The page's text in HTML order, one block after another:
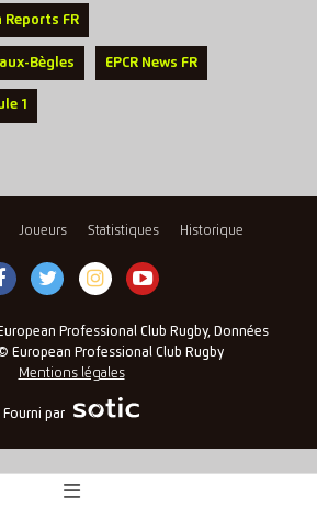
Reports FR
Bègles EPCR News FR
1
Joueurs Statistiques Historique
Professional Club Rugby, Données
European Professional Club Rugby
Mentions légales
Fourni par